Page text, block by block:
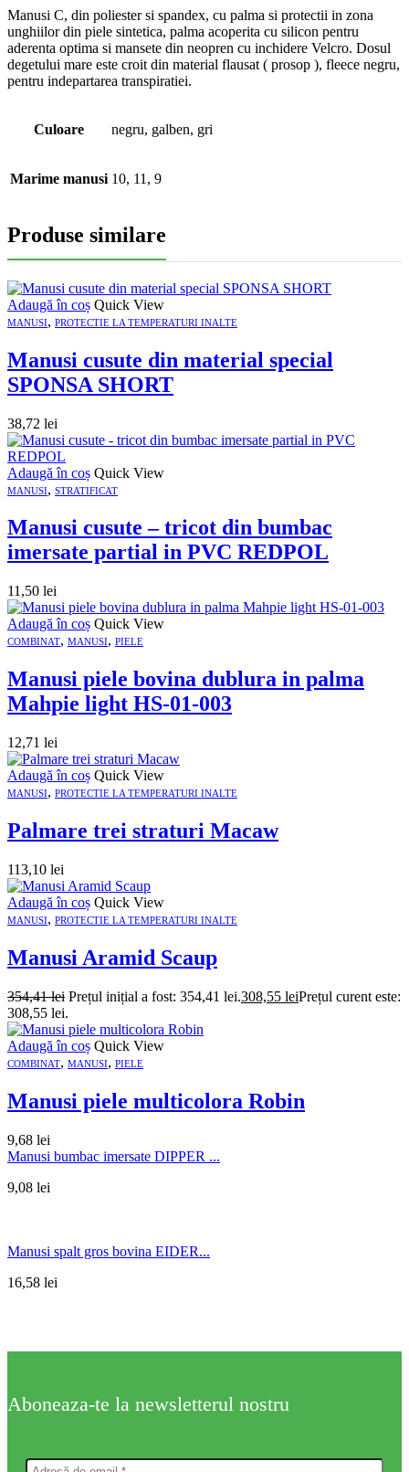
Manusi C, din poliester si spandex, cu palma si protectii in zona
unghiilor din piele sintetica, palma acoperita cu silicon pentru
aderenta optima si mansete din neopren cu inchidere Velcro. Dosul
degetului mare este croit din material flausat ( prosop ), fleece negru,
pentru indepartarea transpiratiei.
Culoare negru, galben, gri
Marime manusi 10, 11, 9
Produse similare
Adaugă în coș Quick View
MANUSI, PROTECTIE LA TEMPERATURI INALTE
Manusi cusute din material special
SPONSA SHORT
38,72 lei
Adaugă în coș Quick View
MANUSI, STRATIFICAT
Manusi cusute – tricot din bumbac
imersate partial in PVC REDPOL
11,50 lei
Adaugă în coș Quick View
COMBINAT, MANUSI, PIELE
Manusi piele bovina dublura in palma
Mahpie light HS-01-003
12,71 lei
Adaugă în coș Quick View
MANUSI, PROTECTIE LA TEMPERATURI INALTE
Palmare trei straturi Macaw
113,10 lei
Adaugă în coș Quick View
MANUSI, PROTECTIE LA TEMPERATURI INALTE
Manusi Aramid Scaup
354,41lei Prețul inițial a fost: 354,41 lei.308,55 leiPrețul curent este:
308,55 lei.
Adaugă în coș Quick View
COMBINAT, MANUSI, PIELE
Manusi piele multicolora Robin
9,68 lei
Manusi bumbac imersate DIPPER ...
9,08 lei
Manusi spalt gros bovina EIDER...
16,58 lei
Aboneaza-te la newsletterul nostru